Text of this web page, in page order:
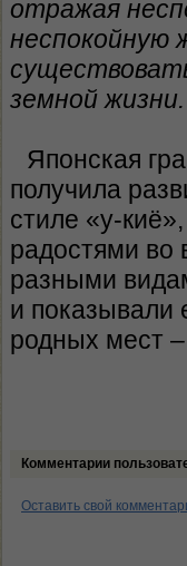
отражая
неспокойную
земной жизни.
Японская
получила
стиле «у-
радостями во
разными
и показывали
родных мест
Комментарии
Оставить свой